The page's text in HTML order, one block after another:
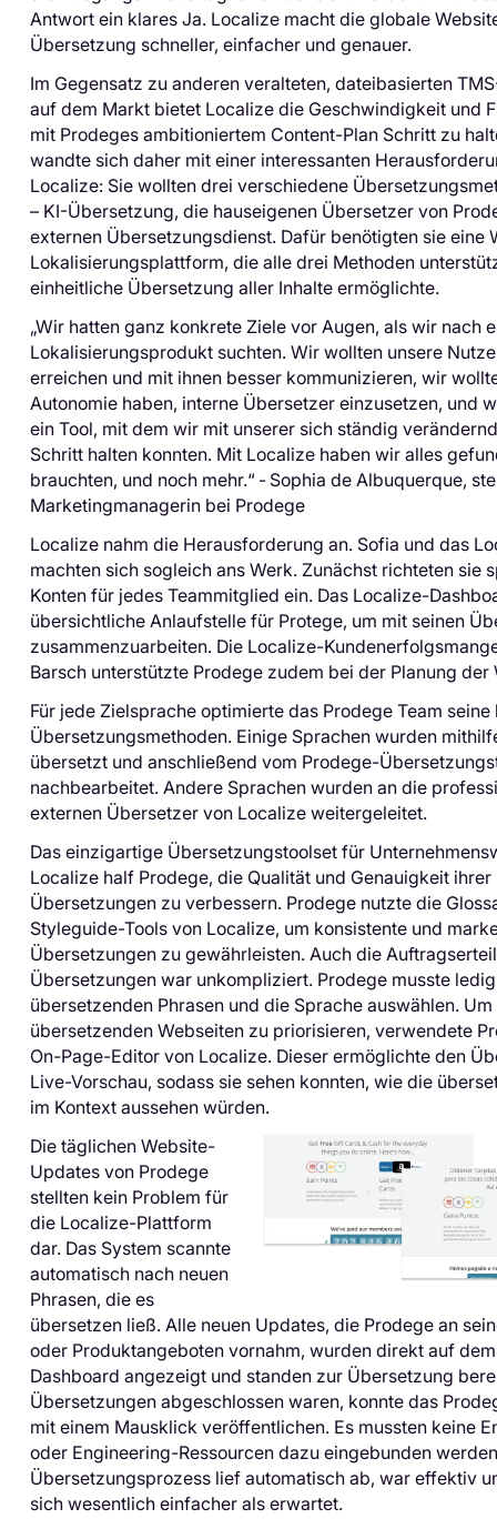
Antwort ein klares Ja. Localize macht die globale
Übersetzung schneller, einfacher und genauer.
Im Gegensatz zu anderen veralteten, dateibasierten
auf dem Markt bietet Localize die Geschwindigkeit und
mit Prodeges ambitioniertem Content-Plan Schritt zu
wandte sich daher mit einer interessanten
Localize: Sie wollten drei verschiedene
– KI-Übersetzung, die hauseigenen Übersetzer von
externen Übersetzungsdienst. Dafür benötigten sie eine
Lokalisierungsplattform, die alle drei Methoden
einheitliche Übersetzung aller Inhalte ermöglichte.
„Wir hatten ganz konkrete Ziele vor Augen, als wir nach
Lokalisierungsprodukt suchten. Wir wollten unsere
erreichen und mit ihnen besser kommunizieren, wir
Autonomie haben, interne Übersetzer einzusetzen, und
ein Tool, mit dem wir mit unserer sich ständig
Schritt halten konnten. Mit Localize haben wir alles
brauchten, und noch mehr.“ - Sophia de Albuquerque,
Marketingmanagerin bei Prodege
Localize nahm die Herausforderung an. Sofia und das
machten sich sogleich ans Werk. Zunächst richteten sie
Konten für jedes Teammitglied ein. Das Localize-
übersichtliche Anlaufstelle für Protege, um mit seinen
zusammenzuarbeiten. Die Localize-
Barsch unterstützte Prodege zudem bei der Planung der
Für jede Zielsprache optimierte das Prodege Team
Übersetzungsmethoden. Einige Sprachen wurden
übersetzt und anschließend vom Prodege-
nachbearbeitet. Andere Sprachen wurden an die
externen Übersetzer von Localize weitergeleitet.
Das einzigartige Übersetzungstoolset für
Localize half Prodege, die Qualität und Genauigkeit ihrer
Übersetzungen zu verbessern. Prodege nutzte die
Styleguide-Tools von Localize, um konsistente und
Übersetzungen zu gewährleisten. Auch die
Übersetzungen war unkompliziert. Prodege musste
übersetzenden Phrasen und die Sprache auswählen.
übersetzenden Webseiten zu priorisieren, verwendete
On-Page-Editor von Localize. Dieser ermöglichte den
Live-Vorschau, sodass sie sehen konnten, wie die
im Kontext aussehen würden.
Die täglichen Website-
Updates von Prodege
stellten kein Problem für
die Localize-Plattform
dar. Das System scannte
automatisch nach neuen
Phrasen, die es
übersetzen ließ. Alle neuen Updates, die Prodege an
oder Produktangeboten vornahm, wurden direkt auf
Dashboard angezeigt und standen zur Übersetzung
Übersetzungen abgeschlossen waren, konnte das
mit einem Mausklick veröffentlichen. Es mussten keine
oder Engineering-Ressourcen dazu eingebunden
Übersetzungsprozess lief automatisch ab, war effektiv
sich wesentlich einfacher als erwartet.